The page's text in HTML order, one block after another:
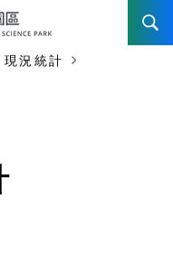
現況統計